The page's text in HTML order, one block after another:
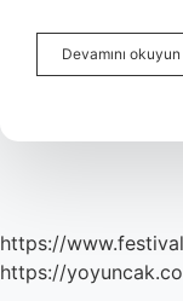
Devamını okuyun
https://
https://